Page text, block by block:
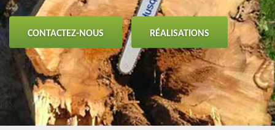
CONTACTEZ-NOUS RÉALISATIONS